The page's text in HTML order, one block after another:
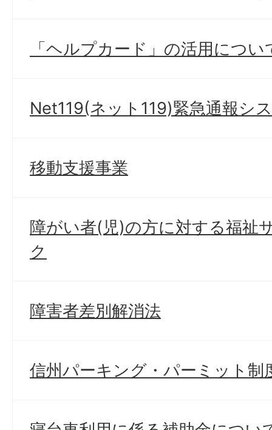
「ヘルプカード」の活用につい
Net119(ネット119)緊急通報シ
移動支援事業
障がい者(児)の方に対する福祉
ク
障害者差別解消法
信州パーキング・パーミット制